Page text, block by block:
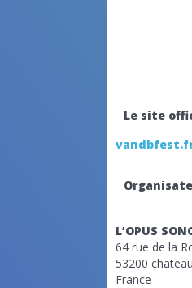
Le site
L’OPUS
64 rue de la
53200
France